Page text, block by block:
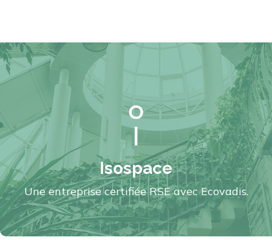
Isospace
Une entreprise certifiée RSE avec Ecovadis.